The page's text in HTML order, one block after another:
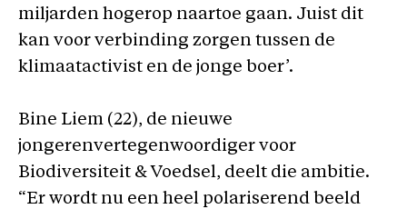
miljarden hogerop naartoe gaan. Juist dit
kan voor verbinding zorgen tussen de
klimaatactivist en de jonge boer’.
Bine Liem (22), de nieuwe
jongerenvertegenwoordiger voor
Biodiversiteit & Voedsel, deelt die ambitie.
“Er wordt nu een heel polariserend beeld